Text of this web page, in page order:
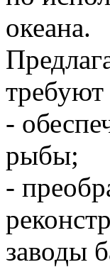
океана.
-
рыбы;
-
заводы